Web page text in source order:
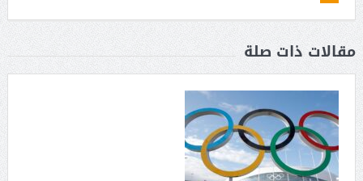
مقالات ذات صلة